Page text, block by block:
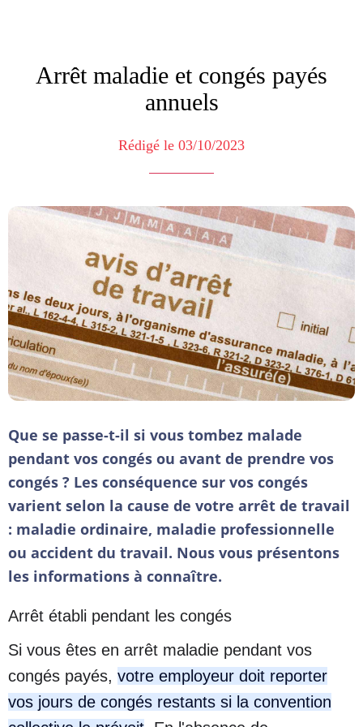
Arrêt maladie et congés payés
annuels
Rédigé le 03/10/2023
Que se passe-t-il si vous tombez malade
pendant vos congés ou avant de prendre vos
congés ? Les conséquence sur vos congés
varient selon la cause de votre arrêt de travail
: maladie ordinaire, maladie professionnelle
ou accident du travail. Nous vous présentons
les informations à connaître.
Arrêt établi pendant les congés
Si vous êtes en arrêt maladie pendant vos
congés payés, votre employeur doit reporter
vos jours de congés restants si la convention